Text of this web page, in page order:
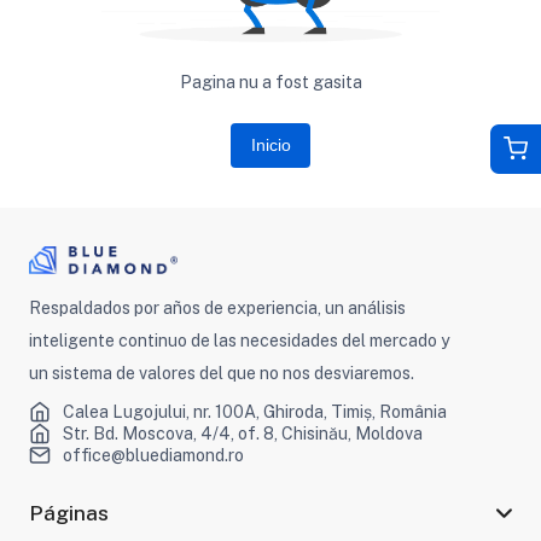
Pagina nu a fost gasita
Inicio
Respaldados por años de experiencia, un análisis
inteligente continuo de las necesidades del mercado y
un sistema de valores del que no nos desviaremos.
Calea Lugojului, nr. 100A, Ghiroda, Timiș, România
Str. Bd. Moscova, 4/4, of. 8, Chisinău, Moldova
office@bluediamond.ro
Páginas